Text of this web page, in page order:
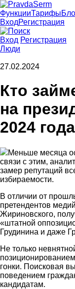
ФункцииТарифы
ВходРегистрация
Вход Регистрация
Люди
27.02.2024
Кто
на
2024
Меньше месяца
связи с этим,
замер репутаций
избираемости.
В отличии от
претендентов
Жириновского,
«штатной
Грудинина и даже
Не только
гонки. Поисковая
поведением
кандидатам.